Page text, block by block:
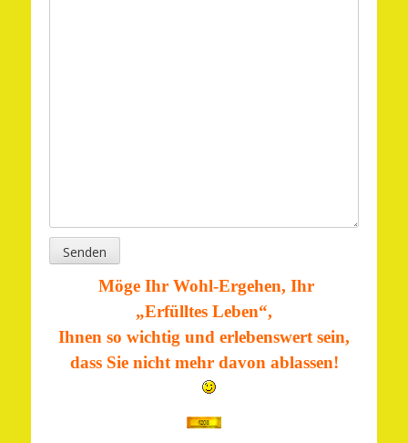
Senden
Möge Ihr Wohl-Ergehen, Ihr
„Erfülltes Leben“,
Ihnen so wichtig und erlebenswert sein,
dass Sie nicht mehr davon ablassen!